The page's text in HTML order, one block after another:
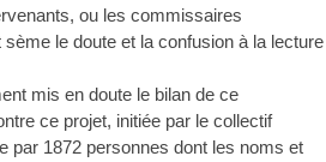
ou les commissaires
le doute et la confusion à la lecture
mis en doute le bilan de ce
ce projet, initiée par le collectif
par 1872 personnes dont les noms et